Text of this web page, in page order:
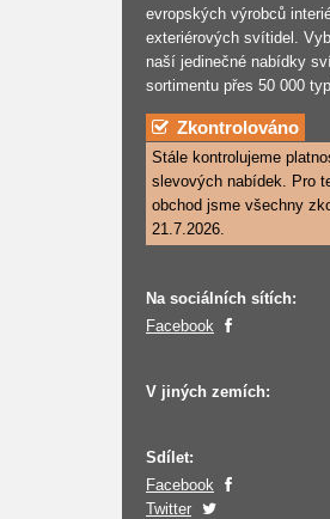
evropských výrobců
exteriérových svítidel.
naší jedinečné nabídky
sortimentu přes 50 000
Zkontrolováno
Stále kontrolujeme
slevových nabídek. Pro
obchod jsme všechny
21.7.2026.
Na sociálních sítích:
Facebook
V jiných zemích:
Sdílet:
Facebook
Twitter